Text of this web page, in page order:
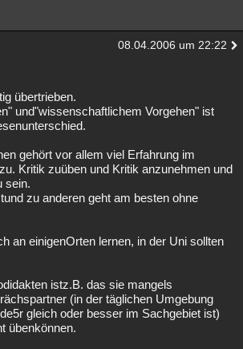
08.04.2006 um 22:22
übertrieben.
und"wissenschaftlichem Vorgehen" ist
gehört vor allem viel Erfahrung im
Kritik zuüben und Kritik anzunehmen und
sein.
zu anderen geht am besten ohne
an einigenOrten lernen, in der Uni sollten
istz.B. das sie mangels
(in der täglichen Umgebung
gleich oder besser im Sachgebiet ist)
übenkönnen.